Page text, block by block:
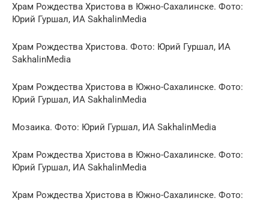
Храм Рождества Христова в Южно-Сахалинске. Фото:
Юрий Гуршал, ИА SakhalinMedia
Храм Рождества Христова. Фото: Юрий Гуршал, ИА
SakhalinMedia
Храм Рождества Христова в Южно-Сахалинске. Фото:
Юрий Гуршал, ИА SakhalinMedia
Мозаика. Фото: Юрий Гуршал, ИА SakhalinMedia
Храм Рождества Христова в Южно-Сахалинске. Фото:
Юрий Гуршал, ИА SakhalinMedia
Храм Рождества Христова в Южно-Сахалинске. Фото: